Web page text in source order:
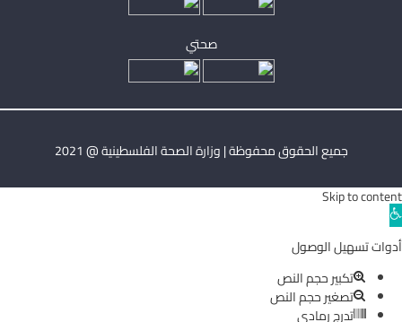
صحتي
جميع الحقوق محفوظة | وزارة الصحة الفلسطينية @ 2021
Skip to content
Open
toolbar
أدوات تسهيل الوصول
تكبير حجم النص
تصغير حجم النص
تدرج رمادي